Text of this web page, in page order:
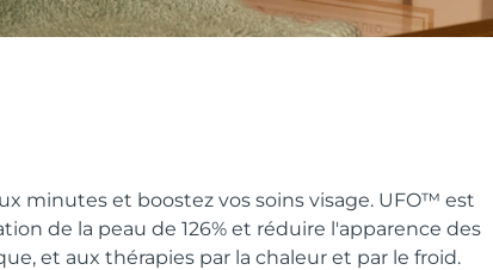
minutes et boostez vos soins visage. UFO™ est
de la peau de 126% et réduire l'apparence des
et aux thérapies par la chaleur et par le froid.